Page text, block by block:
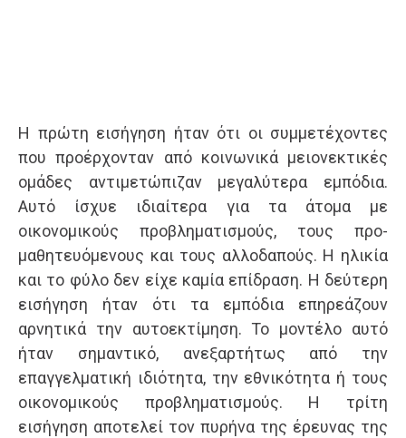
Η πρώτη εισήγηση ήταν ότι οι συμμετέχοντες
που προέρχονταν από κοινωνικά μειονεκτικές
ομάδες αντιμετώπιζαν μεγαλύτερα εμπόδια.
Αυτό ίσχυε ιδιαίτερα για τα άτομα με
οικονομικούς προβληματισμούς, τους προ-
μαθητευόμενους και τους αλλοδαπούς. Η ηλικία
και το φύλο δεν είχε καμία επίδραση. Η δεύτερη
εισήγηση ήταν ότι τα εμπόδια επηρεάζουν
αρνητικά την αυτοεκτίμηση. Το μοντέλο αυτό
ήταν σημαντικό, ανεξαρτήτως από την
επαγγελματική ιδιότητα, την εθνικότητα ή τους
οικονομικούς προβληματισμούς. Η τρίτη
εισήγηση αποτελεί τον πυρήνα της έρευνας της